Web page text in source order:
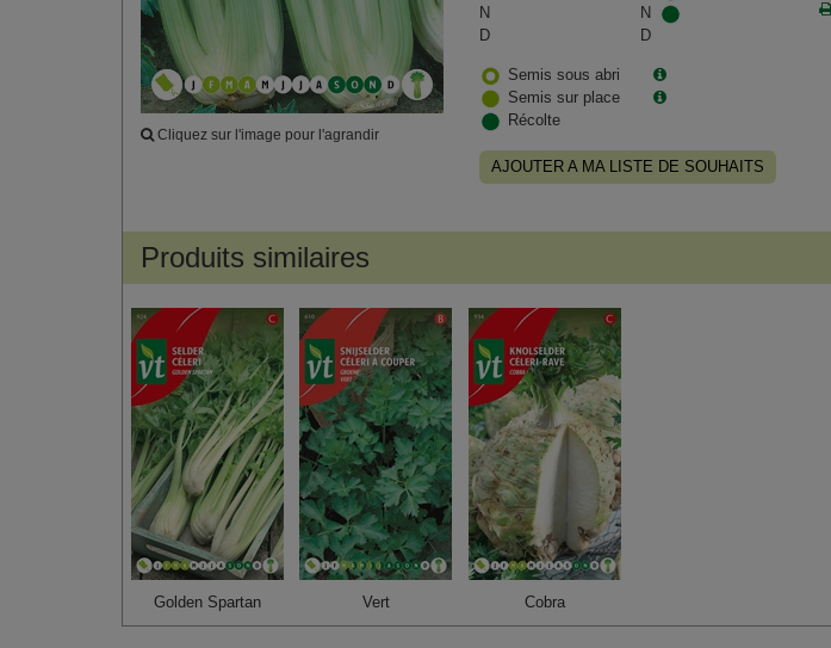
Cliquez sur l'image pour l'agrandir
N
N
D
D
Semis sous abri
Semis sur place
Récolte
AJOUTER A MA LISTE DE SOUHAITS
Produits similaires
Golden Spartan Vert Cobra